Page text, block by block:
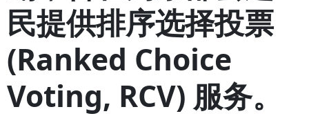
民提供排序选择投票
(Ranked Choice
Voting, RCV) 服务。